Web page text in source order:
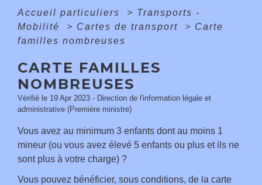
Accueil particuliers > Transports -
Mobilité
> Cartes de transport > Carte
familles nombreuses
CARTE FAMILLES
NOMBREUSES
Vérifié le 19 Apr 2023 - Direction de l'information légale et
administrative (Première ministre)
Vous avez au minimum 3 enfants dont au moins 1
mineur (ou vous avez élevé 5 enfants ou plus et ils ne
sont plus à votre charge) ?
Vous pouvez bénéficier, sous conditions, de la carte